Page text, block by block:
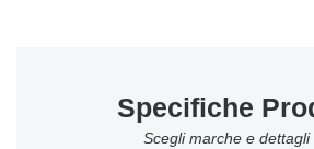
Specifiche
Scegli marche e dettagli